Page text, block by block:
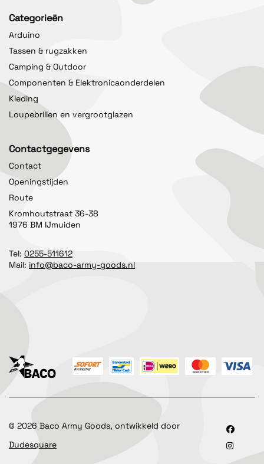
Categorieën
Arduino
Tassen & rugzakken
Camping & Outdoor
Componenten & Elektronicaonderdelen
Kleding
Loupebrillen en vergrootglazen
Contactgegevens
Contact
Openingstijden
Route
Kromhoutstraat 36-38
1976 BM IJmuiden
Tel: 0255-511612
Mail: info@baco-army-goods.nl
© 2026 Baco Army Goods, ontwikkeld door
Dudesquare